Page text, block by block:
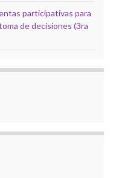
participativas para
de decisiones (3ra